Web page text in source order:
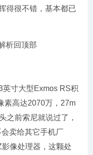
很不错，基本都已
析回顶部
寸大型Exmos RS积
素高达2070万，27m
之前索尼就说过了，
卖给其它手机厂
像处理器，这颗处